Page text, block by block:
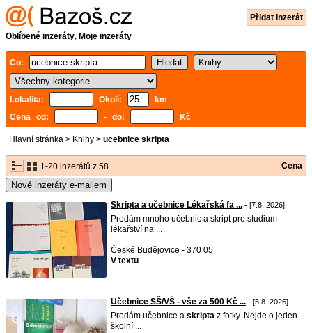
Přidat inzerát
Oblíbené inzeráty, Moje inzeráty
Co:
Lokalita: Okolí:
km
Cena od:
- do: Kč
Hlavní stránka > Knihy > ucebnice skripta
1-20 inzerátů z 58 Cena
Nové inzeráty e-mailem
Skripta a učebnice Lékařská fa ... - [7.8. 2026]
Prodám mnoho učebnic a skript pro studium
lékařství na ...
České Budějovice - 370 05
V textu
Učebnice SŠ/VŠ - vše za 500 Kč ... - [5.8. 2026]
Prodám učebnice a skripta z fotky. Nejde o jeden
školní ...